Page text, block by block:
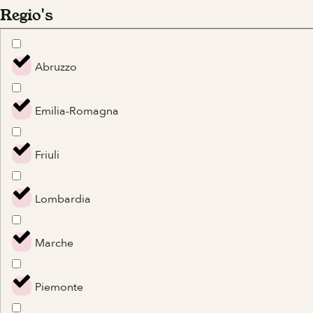
Regio's
Abruzzo
Emilia-Romagna
Friuli
Lombardia
Marche
Piemonte